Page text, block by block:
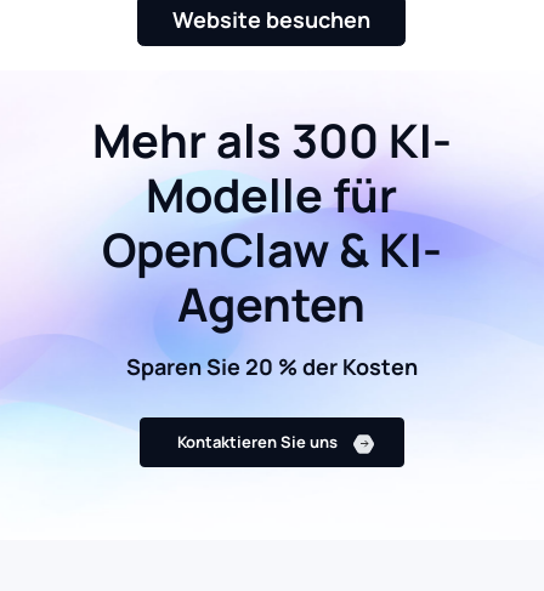
Website besuchen
Mehr als 300 KI-
Modelle für
OpenClaw & KI-
Agenten
Sparen Sie 20 % der Kosten
Kontaktieren Sie uns